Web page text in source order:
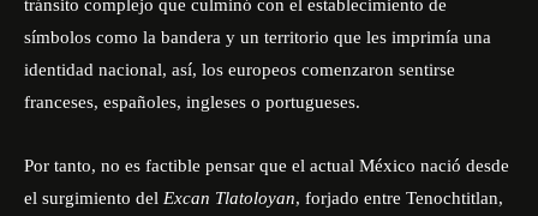
tránsito complejo que culminó con el establecimiento de
símbolos como la bandera y un territorio que les imprimía una
identidad nacional, así, los europeos comenzaron sentirse
franceses, españoles, ingleses o portugueses.
Por tanto, no es factible pensar que el actual México nació desde
el surgimiento del Excan Tlatoloyan, forjado entre Tenochtitlan,